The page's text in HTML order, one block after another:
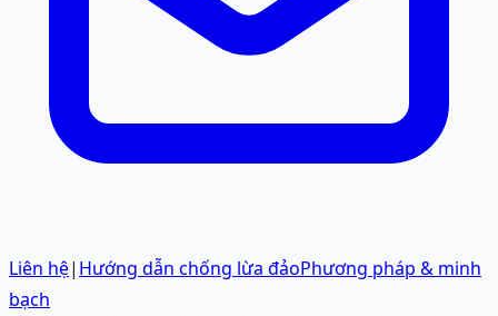
Liên hệ| Hướng dẫn chống lừa đảoPhương pháp & minh
bạch